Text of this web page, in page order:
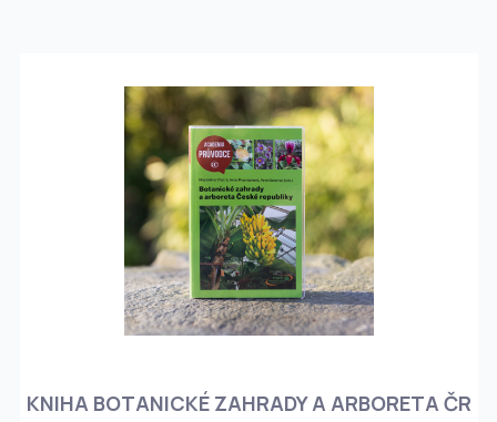
KNIHA BOTANICKÉ ZAHRADY A ARBORETA ČR